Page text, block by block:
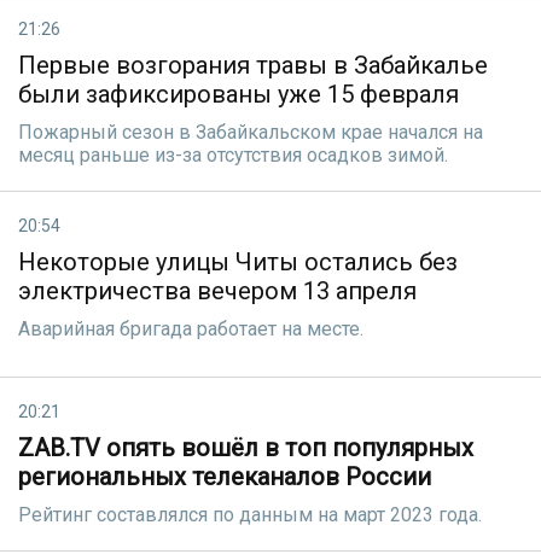
21:26
Первые возгорания травы в Забайкалье
были зафиксированы уже 15 февраля
Пожарный сезон в Забайкальском крае начался на
месяц раньше из-за отсутствия осадков зимой.
20:54
Некоторые улицы Читы остались без
электричества вечером 13 апреля
Аварийная бригада работает на месте.
20:21
ZAB.TV опять вошёл в топ популярных
региональных телеканалов России
Рейтинг сoставлялся по данным на март 2023 года.